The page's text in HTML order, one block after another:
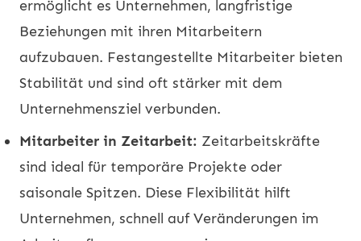
ermöglicht es Unternehmen, langfristige
Beziehungen mit ihren Mitarbeitern
aufzubauen. Festangestellte Mitarbeiter bieten
Stabilität und sind oft stärker mit dem
Unternehmensziel verbunden.
Mitarbeiter in Zeitarbeit: Zeitarbeitskräfte
sind ideal für temporäre Projekte oder
saisonale Spitzen. Diese Flexibilität hilft
Unternehmen, schnell auf Veränderungen im